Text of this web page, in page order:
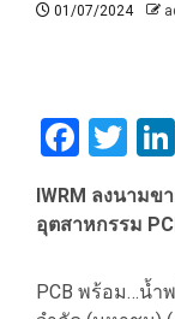
01/07/2024
IWRM ลงนามข
อุตสาหกรรม
PCB พร้อม…น้ำ